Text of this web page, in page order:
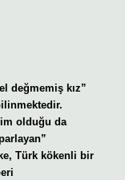
değmemiş kız”
olduğu da
Türk kökenli bir